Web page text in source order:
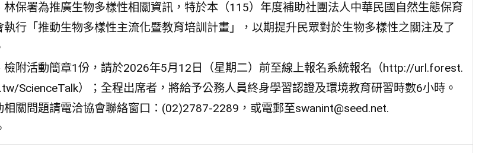
林保署為推廣生物多樣性相關資訊，特於本（115）年度補助社團法人中華民國自然生態保育
執行「推動生物多樣性主流化暨教育培訓計畫」，以期提升民眾對於生物多樣性之關注及了
檢附活動簡章1份，請於2026年5月12日（星期二）前至線上報名系統報名（http://url.forest.
ScienceTalk）；全程出席者，將給予公務人員終身學習認證及環境教育研習時數6小時。
相關問題請電洽協會聯絡窗口：(02)2787-2289，或電郵至swanint@seed.net.